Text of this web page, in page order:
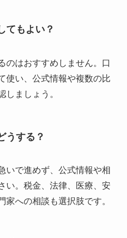
てもよい？
のはおすすめしません。口
使い、公式情報や複数の比
しましょう。
うする？
いで進めず、公式情報や相
い。税金、法律、医療、安
家への相談も選択肢です。